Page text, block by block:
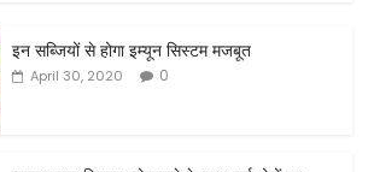
ar
e
इन सब्जियों से होगा इम्यून सिस्टम मजबूत
April 30, 2020 0